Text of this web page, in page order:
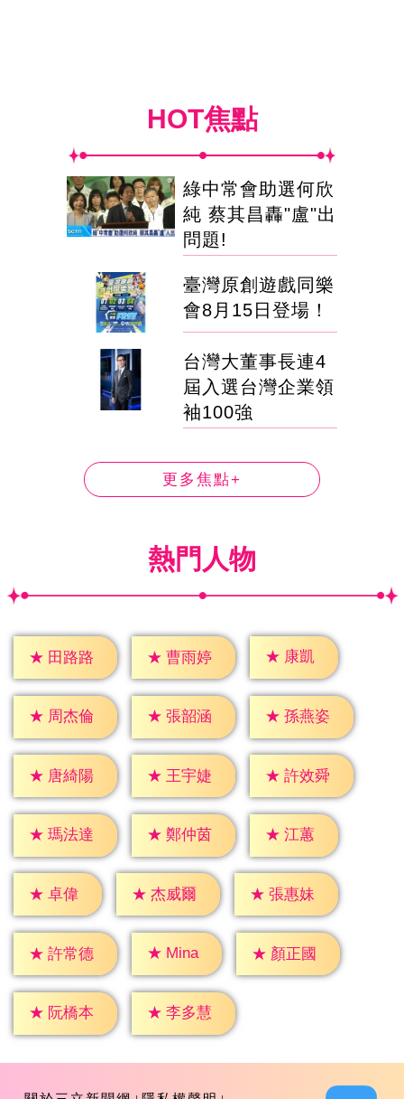
HOT焦點
綠中常會助選何欣
純 蔡其昌轟"盧"出
問題!
臺灣原創遊戲同樂
會8月15日登場！
台灣大董事長連4
屆入選台灣企業領
袖100強
更多焦點+
熱門人物
★ 田路路 ★ 曹雨婷 ★ 康凱
★ 周杰倫 ★ 張韶涵 ★ 孫燕姿
★ 唐綺陽 ★ 王宇婕 ★ 許效舜
★ 瑪法達 ★ 鄭仲茵 ★ 江蕙
★ 卓偉 ★ 杰威爾 ★ 張惠妹
★ 許常德 ★ Mina ★ 顏正國
★ 阮橋本 ★ 李多慧